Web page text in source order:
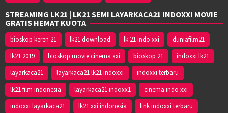
STREAMING LK21 | LK21 SEMI LAYARKACA21 INDOXXI MOVIE
GRATIS HEMAT KUOTA
bioskop keren 21 lk21 download lk 21 indo xxi
duniafilm21
lk21 2019
bioskop movie cinema xxi bioskop 21
indoxxi lk21
layarkaca21
layarkaca21 lk21 indoxxi
indoxxi terbaru
lk21 film indonesia
layarkaca21 indoxx1
cinema indo xxi
indoxxi layarkaca21
lk21 xxi indonesia link indoxxi terbaru